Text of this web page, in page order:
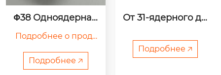
Φ38 Одноядерная
на
Подробнее о проду
Подробнее 🡥
От 31-ядерного до
ссора
Подробнее 🡥